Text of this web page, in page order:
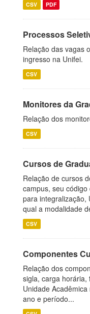
CSV PDF
Processos
Relação das vagas
ingresso na Unifei.
CSV
Monitores da
Relação dos
CSV
Cursos de
Relação de cursos
campus, seu
para integralização,
qual a modalidade
CSV
Componentes
Relação dos
sigla, carga horária,
Unidade
ano e período...